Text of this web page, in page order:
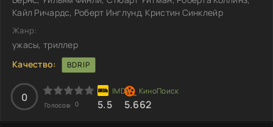
Кайл Ричардс, Роберт Инглунд, Кристин Синклейр
Жанр:
ужасы, триллер
Качество:
BDRIP
0
Голосов: 0 5.5 5.662